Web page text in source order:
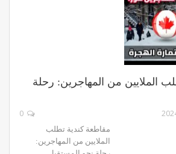
الملايين من المهاجرين: رحلة
مقاطعة كندية تطلب
الملايين من المهاجرين: